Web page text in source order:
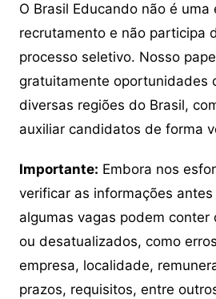
O Brasil Educando não é uma
recrutamento e não participa
processo seletivo. Nosso
gratuitamente oportunidades
diversas regiões do Brasil,
auxiliar candidatos de forma
Importante: Embora nos
verificar as informações
algumas vagas podem conter
ou desatualizados, como
empresa, localidade,
prazos, requisitos, entre